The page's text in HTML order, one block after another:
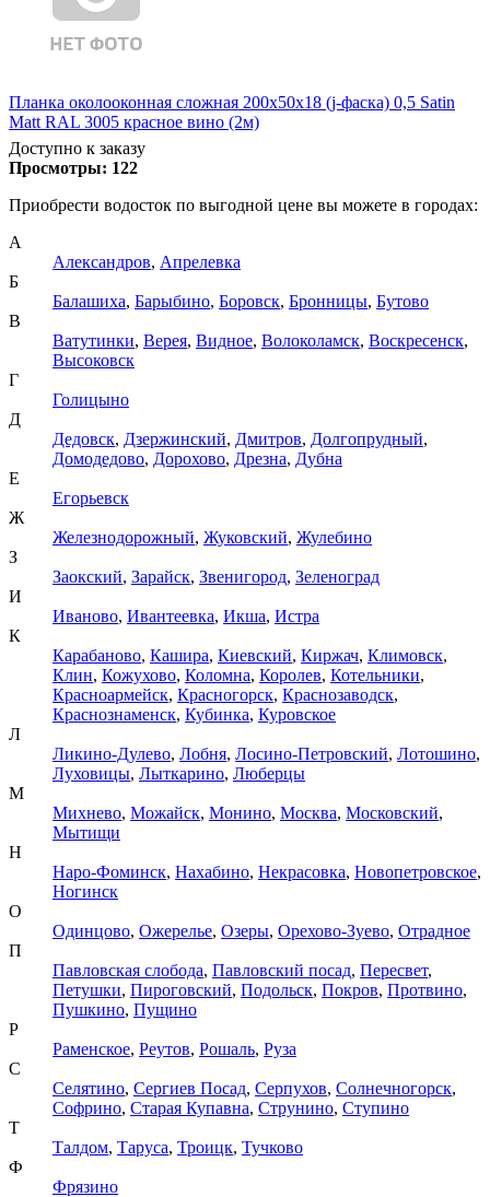
Планка околооконная сложная 200х50х18 (j-фаска) 0,5 Satin
Matt RAL 3005 красное вино (2м)
Доступно к заказу
Просмотры: 122
Приобрести водосток по выгодной цене вы можете в городах:
А
Александров, Апрелевка
Б
Балашиха, Барыбино, Боровск, Бронницы, Бутово
В
Ватутинки, Верея, Видное, Волоколамск, Воскресенск,
Высоковск
Г
Голицыно
Д
Дедовск, Дзержинский, Дмитров, Долгопрудный,
Домодедово, Дорохово, Дрезна, Дубна
Е
Егорьевск
Ж
Железнодорожный, Жуковский, Жулебино
З
Заокский, Зарайск, Звенигород, Зеленоград
И
Иваново, Ивантеевка, Икша, Истра
К
Карабаново, Кашира, Киевский, Киржач, Климовск,
Клин, Кожухово, Коломна, Королев, Котельники,
Красноармейск, Красногорск, Краснозаводск,
Краснознаменск, Кубинка, Куровское
Л
Ликино-Дулево, Лобня, Лосино-Петровский, Лотошино,
Луховицы, Лыткарино, Люберцы
М
Михнево, Можайск, Монино, Москва, Московский,
Мытищи
Н
Наро-Фоминск, Нахабино, Некрасовка, Новопетровское,
Ногинск
О
Одинцово, Ожерелье, Озеры, Орехово-Зуево, Отрадное
П
Павловская слобода, Павловский посад, Пересвет,
Петушки, Пироговский, Подольск, Покров, Протвино,
Пушкино, Пущино
Р
Раменское, Реутов, Рошаль, Руза
С
Селятино, Сергиев Посад, Серпухов, Солнечногорск,
Софрино, Старая Купавна, Струнино, Ступино
Т
Талдом, Таруса, Троицк, Тучково
Ф
Фрязино